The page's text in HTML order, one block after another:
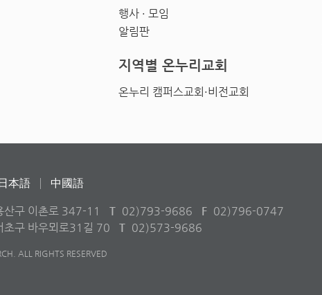
행사 · 모임
알림판
지역별 온누리교회
온누리 캠퍼스교회·비전교회
本語 中國語
구 이촌로 347-11 T 02)793-9686 F 02)796-0747
구 바우뫼로31길 70 T 02)573-9686
ALL RIGHTS RESERVED